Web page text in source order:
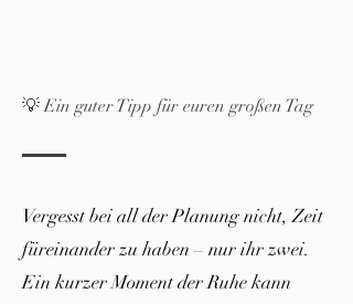
💡 Ein guter Tipp für euren großen Tag
Vergesst bei all der Planung nicht, Zeit
füreinander zu haben – nur ihr zwei.
Ein kurzer Moment der Ruhe kann